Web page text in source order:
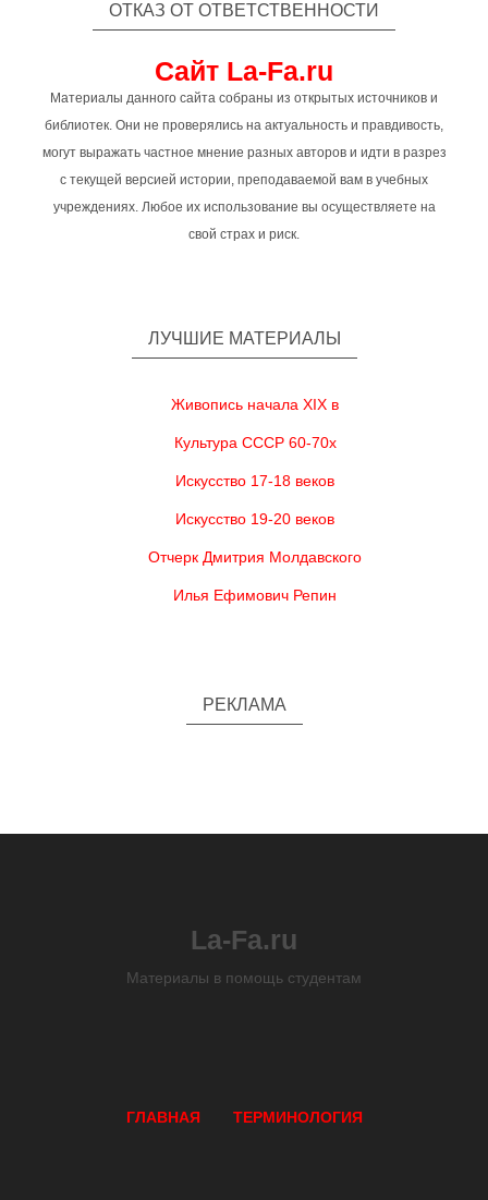
ОТКАЗ ОТ ОТВЕТСТВЕННОСТИ
Сайт La-Fa.ru
Материалы данного сайта собраны из открытых источников и
библиотек. Они не проверялись на актуальность и правдивость,
могут выражать частное мнение разных авторов и идти в разрез
с текущей версией истории, преподаваемой вам в учебных
учреждениях. Любое их использование вы осуществляете на
свой страх и риск.
ЛУЧШИЕ МАТЕРИАЛЫ
Живопись начала XIX в
Культура СССР 60-70х
Искусство 17-18 веков
Искусство 19-20 веков
Отчерк Дмитрия Молдавского
Илья Ефимович Репин
РЕКЛАМА
La-Fa.ru
Материалы в помощь студентам
ГЛАВНАЯ ТЕРМИНОЛОГИЯ